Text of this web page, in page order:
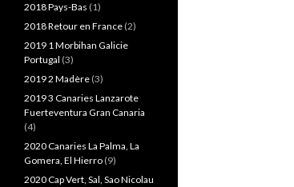
2018 Pays-Bas (1)
2018 Retour en France (2)
2019 1 Morbihan Galicie
Portugal (3)
2019 2 Madère (3)
2019 3 Canaries Lanzarote
Fuerteventura Gran Canaria
(4)
2020 Canaries La Palma, La
Gomera, El Hierro (9)
2020 Cap Vert, Sal, Sao Nicolau